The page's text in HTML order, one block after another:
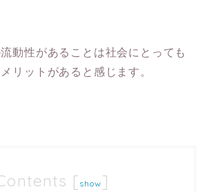
動性があることは社会にとっても
リットがあると感じます。
[ show ]